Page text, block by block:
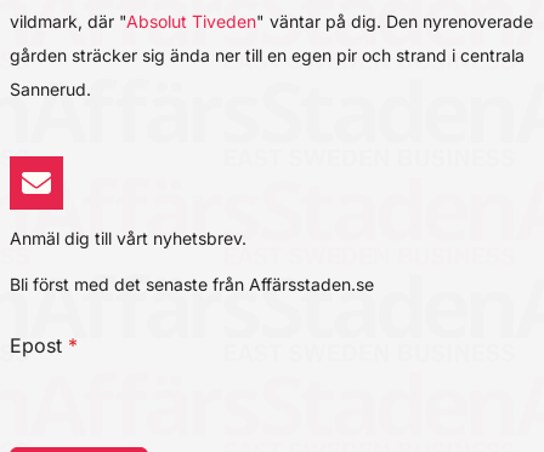
vildmark, där "Absolut Tiveden" väntar på dig. Den nyrenoverade
gården sträcker sig ända ner till en egen pir och strand i centrala
Sannerud.
Anmäl dig till vårt nyhetsbrev.
Bli först med det senaste från Affärsstaden.se
Epost *